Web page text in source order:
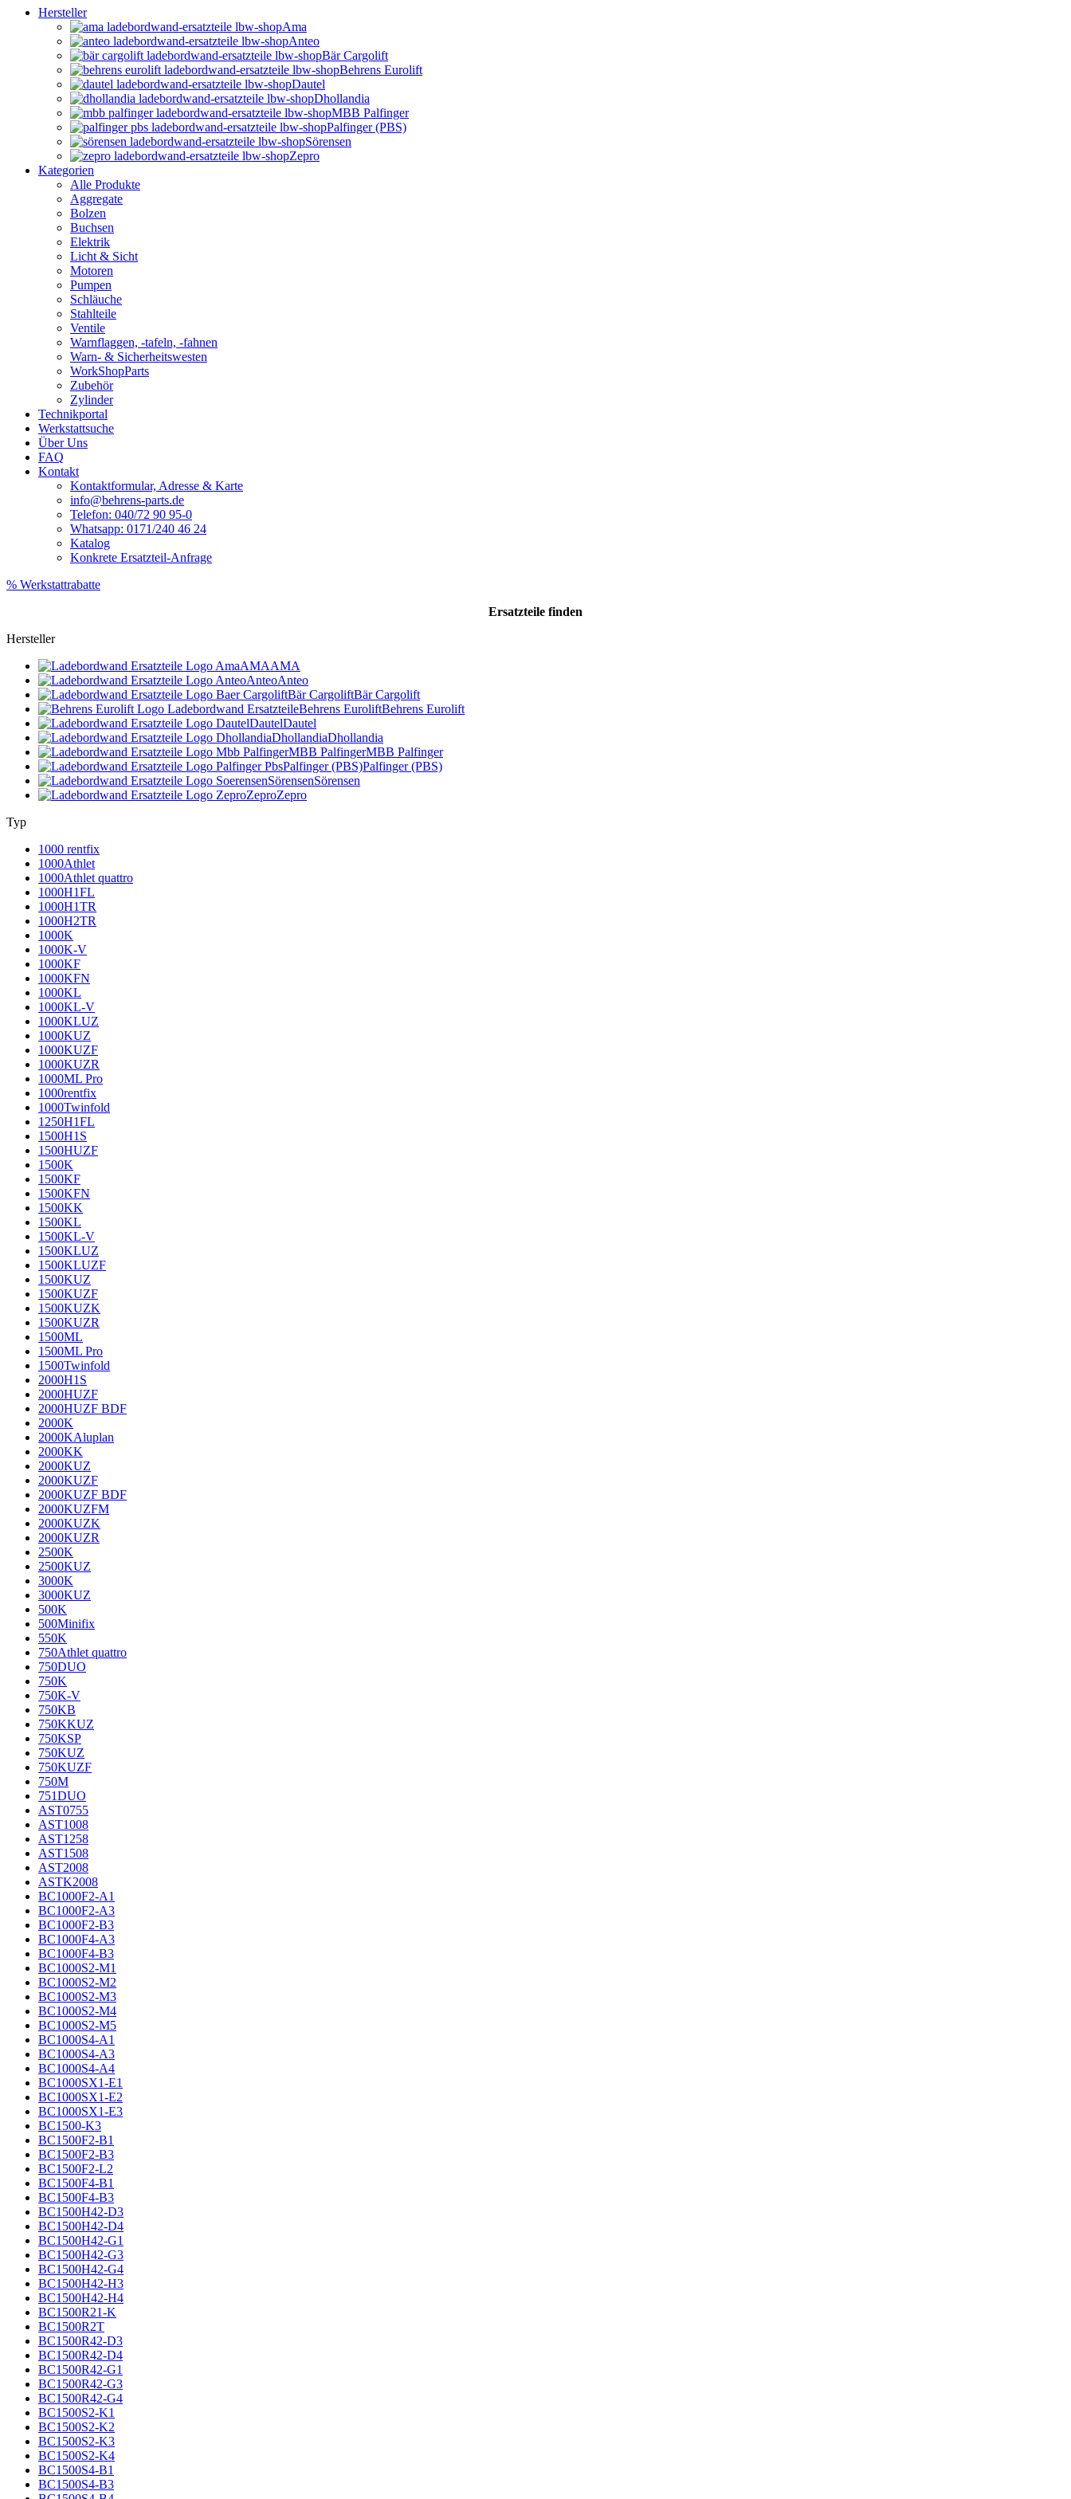
Hersteller
Ama
Anteo
Bär Cargolift
Behrens Eurolift
Dautel
Dhollandia
MBB Palfinger
Palfinger (PBS)
Sörensen
Zepro
Kategorien
Alle Produkte
Aggregate
Bolzen
Buchsen
Elektrik
Licht & Sicht
Motoren
Pumpen
Schläuche
Stahlteile
Ventile
Warnflaggen, -tafeln, -fahnen
Warn- & Sicherheitswesten
WorkShopParts
Zubehör
Zylinder
Technikportal
Werkstattsuche
Über Uns
FAQ
Kontakt
Kontaktformular, Adresse & Karte
info@behrens-parts.de
Telefon: 040/72 90 95-0
Whatsapp: 0171/240 46 24
Katalog
Konkrete Ersatzteil-Anfrage
% Werkstattrabatte
Ersatzteile finden
Hersteller
AMAAMA
AnteoAnteo
Bär CargoliftBär Cargolift
Behrens EuroliftBehrens Eurolift
DautelDautel
DhollandiaDhollandia
MBB PalfingerMBB Palfinger
Palfinger (PBS)Palfinger (PBS)
SörensenSörensen
ZeproZepro
Typ
1000 rentfix
1000Athlet
1000Athlet quattro
1000H1FL
1000H1TR
1000H2TR
1000K
1000K-V
1000KF
1000KFN
1000KL
1000KL-V
1000KLUZ
1000KUZ
1000KUZF
1000KUZR
1000ML Pro
1000rentfix
1000Twinfold
1250H1FL
1500H1S
1500HUZF
1500K
1500KF
1500KFN
1500KK
1500KL
1500KL-V
1500KLUZ
1500KLUZF
1500KUZ
1500KUZF
1500KUZK
1500KUZR
1500ML
1500ML Pro
1500Twinfold
2000H1S
2000HUZF
2000HUZF BDF
2000K
2000KAluplan
2000KK
2000KUZ
2000KUZF
2000KUZF BDF
2000KUZFM
2000KUZK
2000KUZR
2500K
2500KUZ
3000K
3000KUZ
500K
500Minifix
550K
750Athlet quattro
750DUO
750K
750K-V
750KB
750KKUZ
750KSP
750KUZ
750KUZF
750M
751DUO
AST0755
AST1008
AST1258
AST1508
AST2008
ASTK2008
BC1000F2-A1
BC1000F2-A3
BC1000F2-B3
BC1000F4-A3
BC1000F4-B3
BC1000S2-M1
BC1000S2-M2
BC1000S2-M3
BC1000S2-M4
BC1000S2-M5
BC1000S4-A1
BC1000S4-A3
BC1000S4-A4
BC1000SX1-E1
BC1000SX1-E2
BC1000SX1-E3
BC1500-K3
BC1500F2-B1
BC1500F2-B3
BC1500F2-L2
BC1500F4-B1
BC1500F4-B3
BC1500H42-D3
BC1500H42-D4
BC1500H42-G1
BC1500H42-G3
BC1500H42-G4
BC1500H42-H3
BC1500H42-H4
BC1500R21-K
BC1500R2T
BC1500R42-D3
BC1500R42-D4
BC1500R42-G1
BC1500R42-G3
BC1500R42-G4
BC1500S2-K1
BC1500S2-K2
BC1500S2-K3
BC1500S2-K4
BC1500S4-B1
BC1500S4-B3